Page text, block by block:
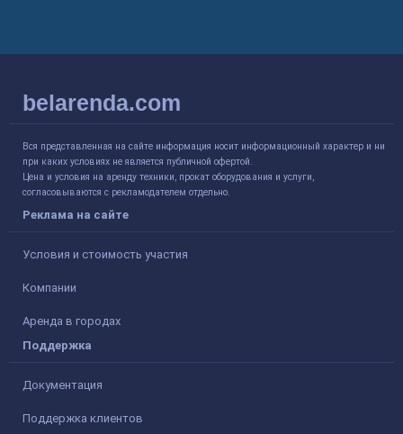
belarenda.com
Вся представленная на сайте информация носит информационный характер и ни
при каких условиях не является публичной офертой.
Цена и условия на аренду техники, прокат оборудования и услуги,
согласовываются с рекламодателем отдельно.
Реклама на сайте
Условия и стоимость участия
Компании
Аренда в городах
Поддержка
Документация
Поддержка клиентов